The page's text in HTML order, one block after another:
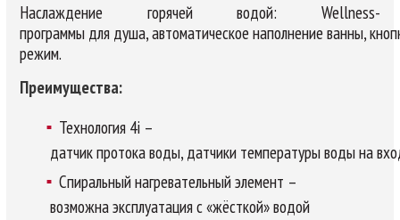
Наслаждение горячей водой: Wellness-
программы для душа, автоматическое наполнение ванны,
режим.
Преимущества:
Технология 4i –
датчик протока воды, датчики температуры воды на
Спиральный нагревательный элемент –
возможна эксплуатация с «жёсткой» водой